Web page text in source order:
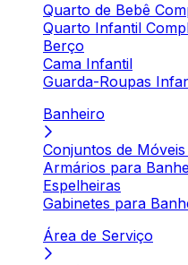
Quarto de Bebê
Quarto Infantil
Berço
Cama Infantil
Guarda-Roupas
Banheiro
Conjuntos de
Armários para
Espelheiras
Gabinetes para
Área de Serviço